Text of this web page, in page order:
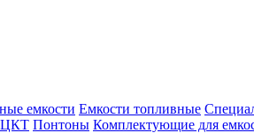
емкости Емкости топливные
ЦКТ Понтоны Комплектующие для